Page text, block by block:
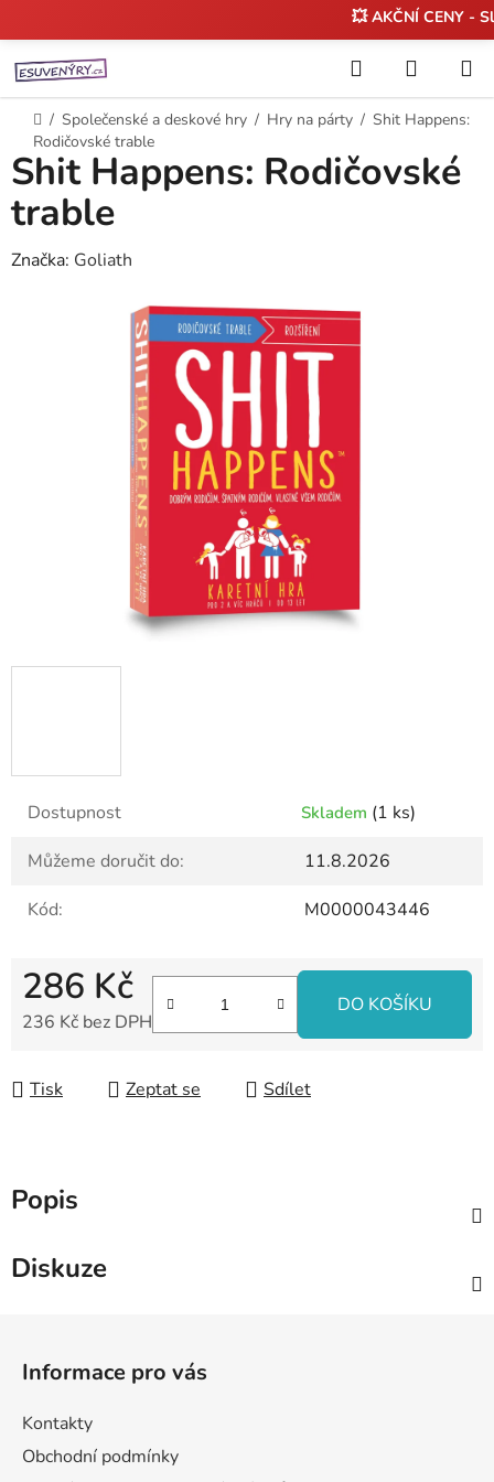
na
obsah
💥 AKČNÍ CENY -
Hledat
KOŠÍK
Domů
/ Společenské a deskové hry / Hry na párty / Shit Happens:
Rodičovské trable
Dostupnost Skladem (1 ks)
Můžeme doručit do:
11.8.2026
Kód:
M0000043446
286 Kč
236 Kč bez DPH
DO KOŠÍKU
Tisk Zeptat se Sdílet
Shit Happens: Rodičovské
trable
Značka: Goliath
Popis
Diskuze
Informace pro vás
Kontakty
Obchodní podmínky